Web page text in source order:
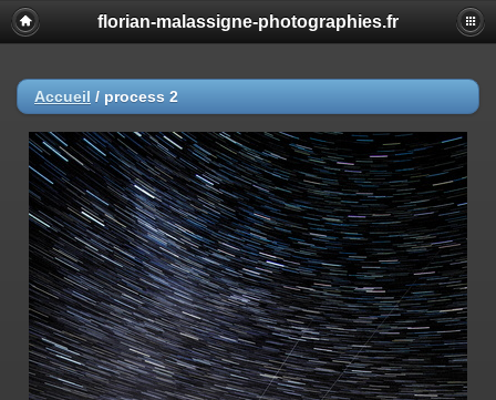
florian-malassigne-photographies.fr
Accueil / process 2